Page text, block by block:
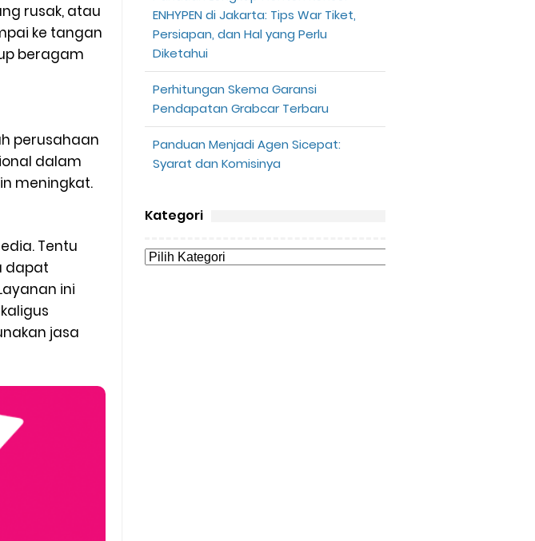
rusak, atau
ke tangan
beragam
perusahaan
dalam
meningkat.
Tentu
dapat
ini
jasa
ENHYPEN di Jakarta: Tips War Tiket,
Persiapan, dan Hal yang Perlu
Diketahui
Perhitungan Skema Garansi
Pendapatan Grabcar Terbaru
Panduan Menjadi Agen Sicepat:
Syarat dan Komisinya
Kategori